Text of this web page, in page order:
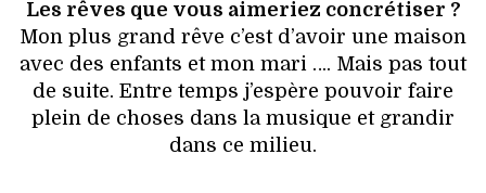
Les rêves que vous aimeriez concrétiser ?
Mon plus grand rêve c’est d’avoir une maison
avec des enfants et mon mari …. Mais pas tout
de suite. Entre temps j’espère pouvoir faire
plein de choses dans la musique et grandir
dans ce milieu.